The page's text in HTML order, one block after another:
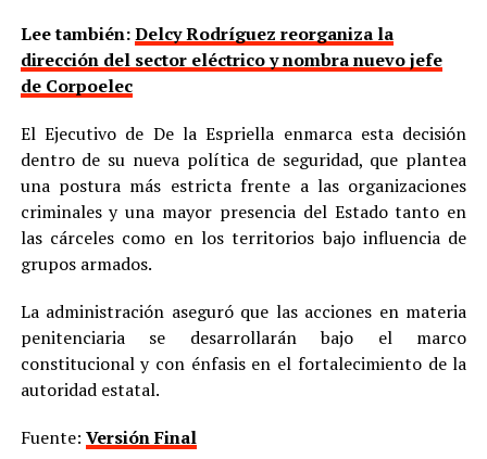
Lee también:Delcy Rodríguez reorganiza la
dirección del sector eléctrico y nombra nuevo jefe
de Corpoelec
El Ejecutivo de De la Espriella enmarca esta decisión
dentro de su nueva política de seguridad, que plantea
una postura más estricta frente a las organizaciones
criminales y una mayor presencia del Estado tanto en
las cárceles como en los territorios bajo influencia de
grupos armados.
La administración aseguró que las acciones en materia
penitenciaria se desarrollarán bajo el marco
constitucional y con énfasis en el fortalecimiento de la
autoridad estatal.
Fuente: Versión Final